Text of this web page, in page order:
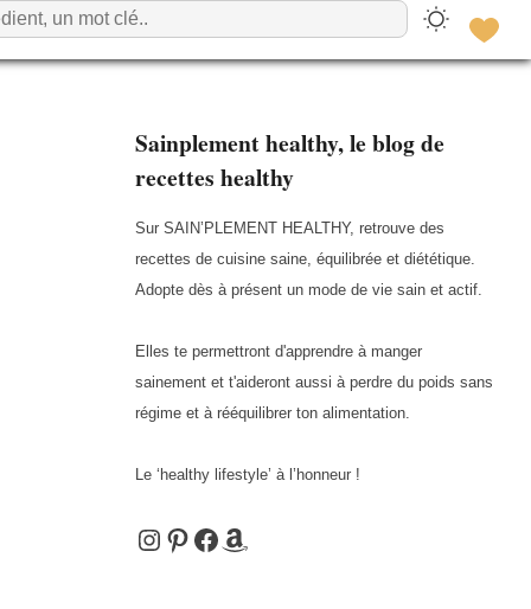
Sainplement healthy, le blog de
recettes healthy
Sur SAIN’PLEMENT HEALTHY, retrouve des
recettes de cuisine saine, équilibrée et diététique.
Adopte dès à présent un mode de vie sain et actif.
Elles te permettront d'apprendre à manger
sainement et t'aideront aussi à perdre du poids sans
régime et à rééquilibrer ton alimentation.
Le ‘healthy lifestyle’ à l’honneur !
Instagram
Pinterest
Facebook
Amazon